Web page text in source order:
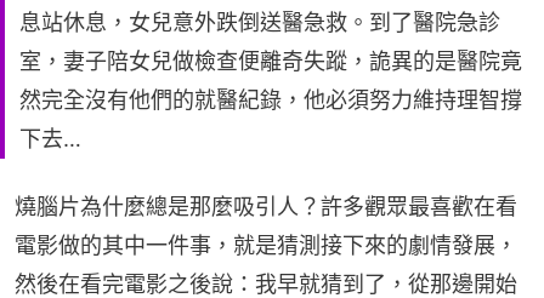
息站休息，女兒意外跌倒送醫急救。到了醫院急診
室，妻子陪女兒做檢查便離奇失蹤，詭異的是醫院竟
然完全沒有他們的就醫紀錄，他必須努力維持理智撐
下去…
燒腦片為什麼總是那麼吸引人？許多觀眾最喜歡在看
電影做的其中一件事，就是猜測接下來的劇情發展，
然後在看完電影之後說：我早就猜到了，從那邊開始